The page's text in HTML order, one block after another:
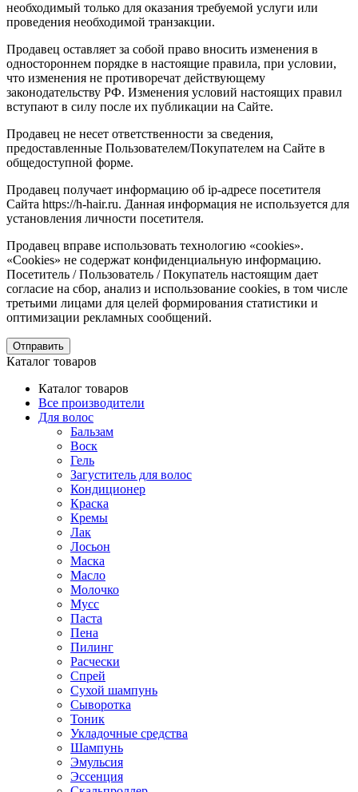
необходимый только для оказания требуемой услуги или
проведения необходимой транзакции.
Продавец оставляет за собой право вносить изменения в
одностороннем порядке в настоящие правила, при условии,
что изменения не противоречат действующему
законодательству РФ. Изменения условий настоящих правил
вступают в силу после их публикации на Сайте.
Продавец не несет ответственности за сведения,
предоставленные Пользователем/Покупателем на Сайте в
общедоступной форме.
Продавец получает информацию об ip-адресе посетителя
Сайта https://h-hair.ru. Данная информация не используется для
установления личности посетителя.
Продавец вправе использовать технологию «cookies».
«Cookies» не содержат конфиденциальную информацию.
Посетитель / Пользователь / Покупатель настоящим дает
согласие на сбор, анализ и использование cookies, в том числе
третьими лицами для целей формирования статистики и
оптимизации рекламных сообщений.
Отправить
Каталог товаров
Каталог товаров
Все производители
Для волос
Бальзам
Воск
Гель
Загуститель для волос
Кондиционер
Краска
Кремы
Лак
Лосьон
Маска
Масло
Молочко
Мусс
Паста
Пена
Пилинг
Расчески
Спрей
Сухой шампунь
Сыворотка
Тоник
Укладочные средства
Шампунь
Эмульсия
Эссенция